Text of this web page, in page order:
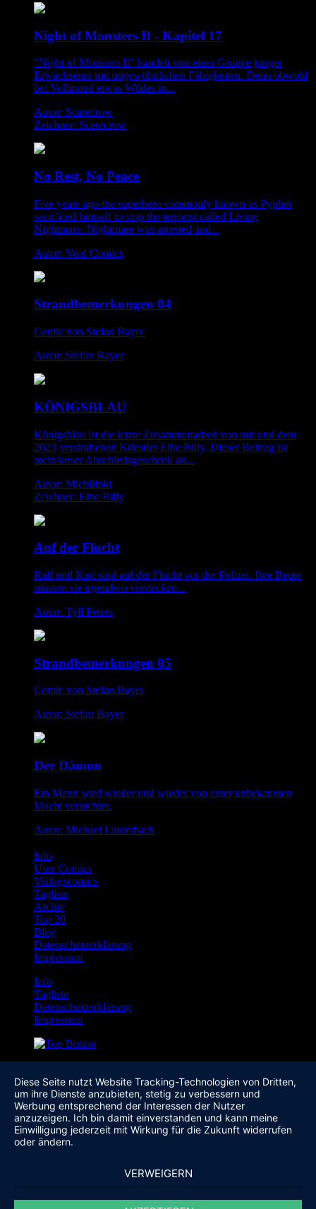
Night of Monsters II - Kapitel 17
"Night of Monsters II" handelt von einer Gruppe junger
Erwachsener mit ungewöhnlichen Fähigkeiten. Denn obwohl
bei Vollmond etwas Wildes in...
Autor: Scarecrow
Zeichner: Scarecrow
No Rest, No Peace
Five years ago the superhero commonly known as Pypher
sacrificed himself to stop the terrorist called Living
Nightmare. Nightmare was arrested and...
Autor: Void Comics
Strandbemerkungen 04
Comic von Stefan Bayer
Autor: Stefan Bayer
KÖNIGSBLAU
Königsblau ist die letzte Zusammenarbeit von mir und dem
2023 verstorbenen Künstler Elbe Billy. Dieser Beitrag ist
mein/unser Abschiedsgeschenk an...
Autor: Michilinki
Zeichner: Elbe Billy
Auf der Flucht
Ralf und Karl sind auf der Flucht vor der Polizei. Ihre Beute
müssen sie irgendwo verstecken...
Autor: Tyll Peters
Strandbemerkungen 05
Comic von Stefan Bayer
Autor: Stefan Bayer
Der Dämon
Ein Mann wird wieder und wieder von einer unbekannten
Macht vernichtet.
Autor: Michael Lauterbach
Info
User Comics
Verlagscomics
Tagliste
Archiv
Top 20
Blog
Datenschutzerklärung
Impressum
Info
Tagliste
Datenschutzerklärung
Impressum
Diese Seite nutzt Website Tracking-Technologien von Dritten,
um ihre Dienste anzubieten, stetig zu verbessern und
Werbung entsprechend der Interessen der Nutzer
anzuzeigen. Ich bin damit einverstanden und kann meine
Einwilligung jederzeit mit Wirkung für die Zukunft widerrufen
oder ändern.
VERWEIGERN